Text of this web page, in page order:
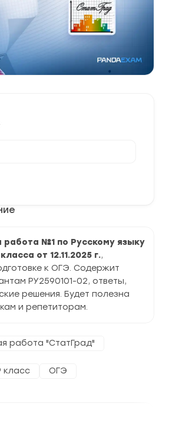
работа №1 по Русскому языку
от 12.11.2025 г.,
к ОГЭ. Содержит
РУ2590101-02, ответы,
решения. Будет полезна
и репетиторам.
работа "СтатГрад"
класс ОГЭ